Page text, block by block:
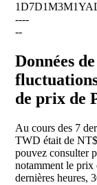
1D7D1M3M1Y
----
--
Données
de prix de
Au cours des 7
TWD était de
pouvez consulter
notamment le
dernières heures,